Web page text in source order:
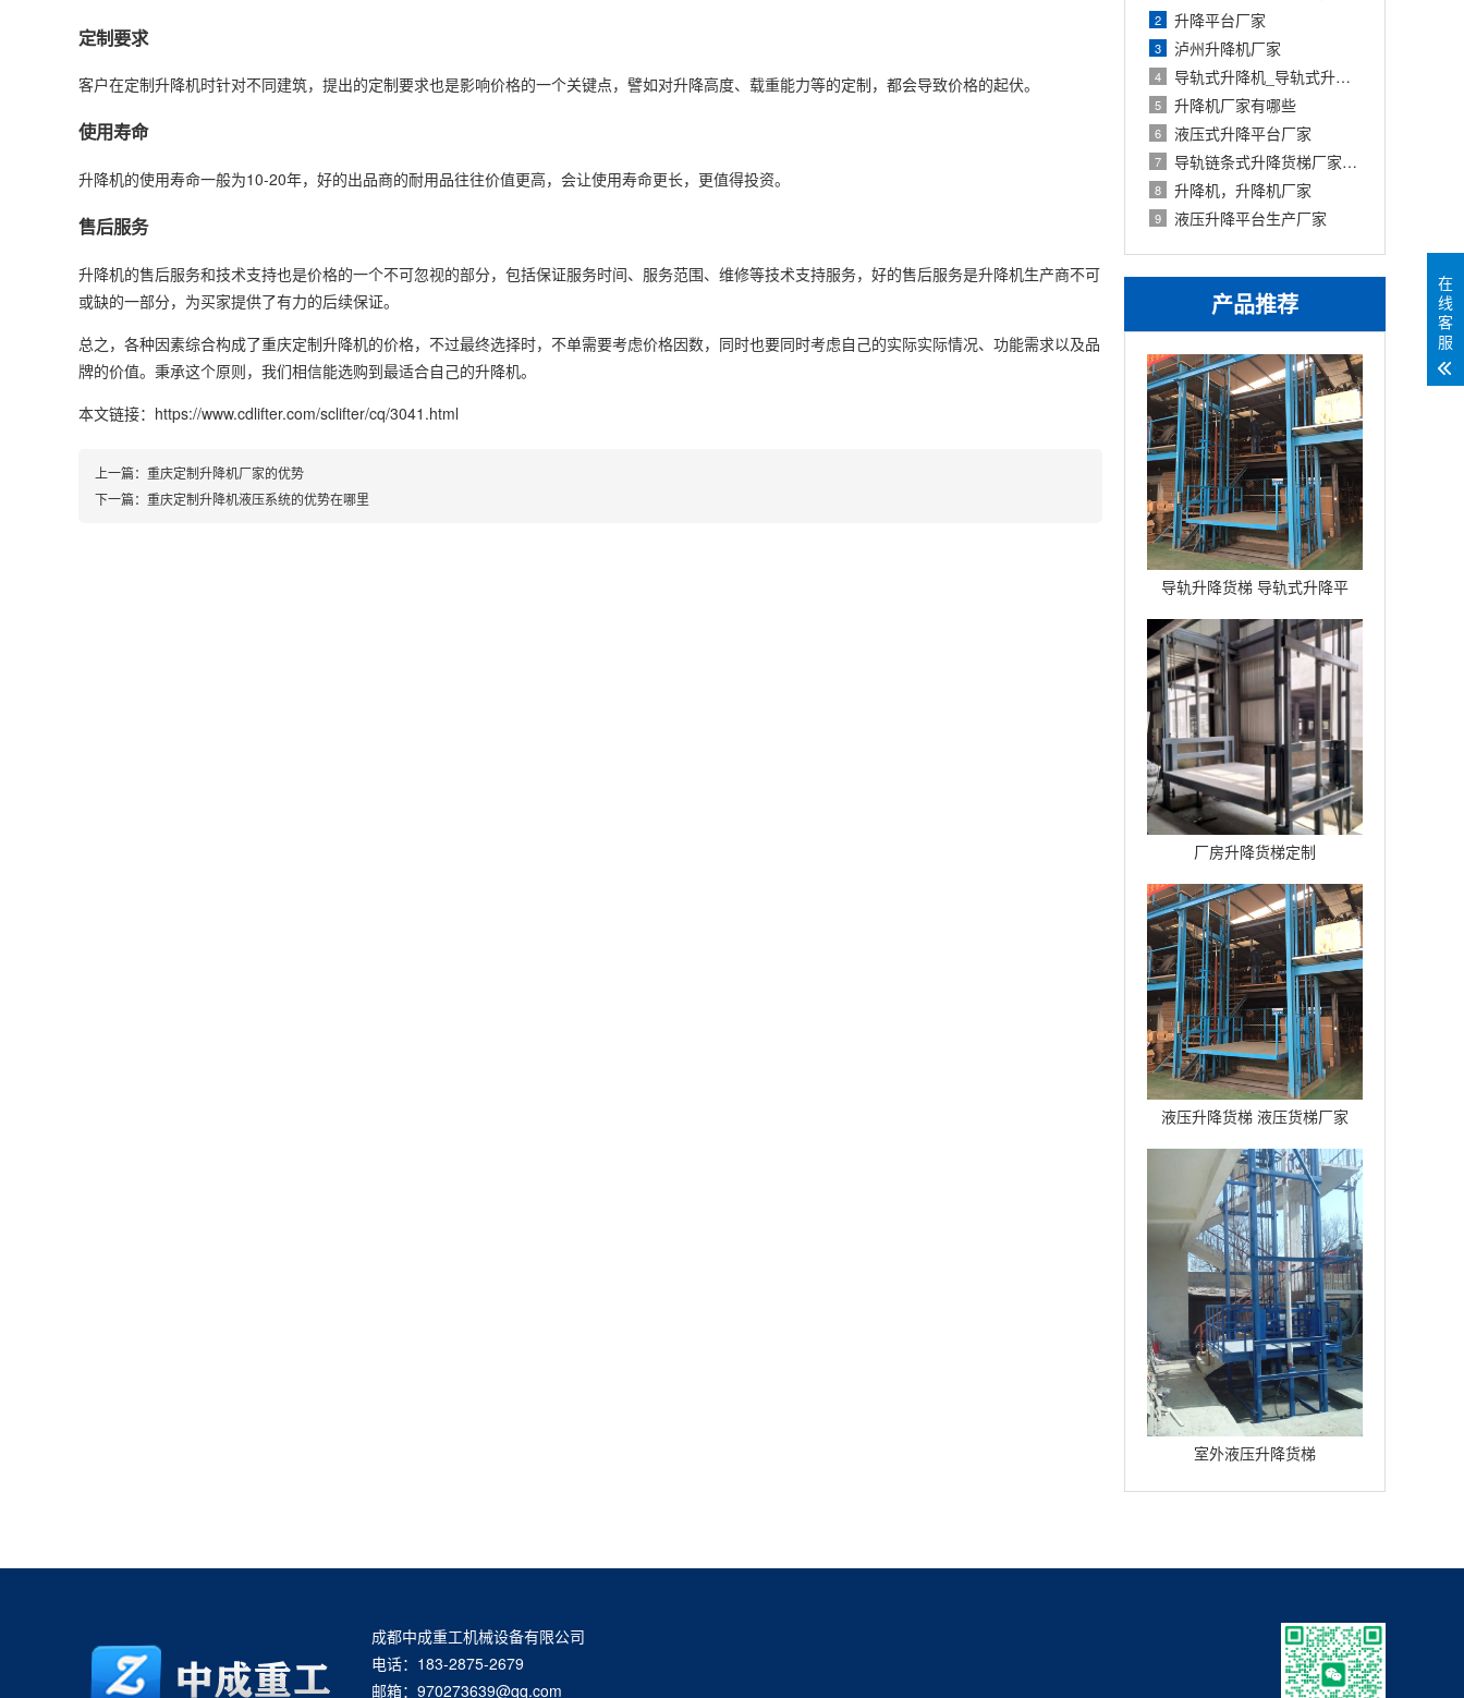
2 升降平台厂家
3 泸州升降机厂家
4 导轨式升降机_导轨式升降平台厂家
5 升降机厂家有哪些
6 液压式升降平台厂家
7 导轨链条式升降货梯厂家定制
8 升降机，升降机厂家
9 液压升降平台生产厂家
产品推荐
导轨升降货梯 导轨式升降平
台
厂房升降货梯定制
液压升降货梯 液压货梯厂家
室外液压升降货梯
定制要求
客户在定制升降机时针对不同建筑，提出的定制要求也是影响价格的一个关键点，譬如对升降高度、载重能力等的定制，都会导致价格的起伏。
使用寿命
升降机的使用寿命一般为10-20年，好的出品商的耐用品往往价值更高，会让使用寿命更长，更值得投资。
售后服务
升降机的售后服务和技术支持也是价格的一个不可忽视的部分，包括保证服务时间、服务范围、维修等技术支持服务，好的售后服务是升降机生产商不可
或缺的一部分，为买家提供了有力的后续保证。
总之，各种因素综合构成了重庆定制升降机的价格，不过最终选择时，不单需要考虑价格因数，同时也要同时考虑自己的实际实际情况、功能需求以及品
牌的价值。秉承这个原则，我们相信能选购到最适合自己的升降机。
本文链接：https://www.cdlifter.com/sclifter/cq/3041.html
上一篇： 重庆定制升降机厂家的优势
下一篇： 重庆定制升降机液压系统的优势在哪里
成都中成重工机械设备有限公司
电话：183-2875-2679
邮箱：970273639@qq.com
在
线
客
服